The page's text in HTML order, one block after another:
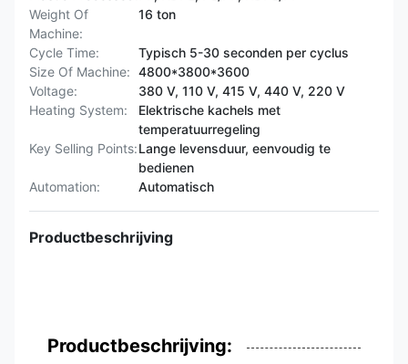
Weight Of
Machine:
16 ton
Cycle Time:
Typisch 5-30 seconden per cyclus
Size Of Machine: 4800*3800*3600
Voltage:
380 V, 110 V, 415 V, 440 V, 220 V
Heating System:
Elektrische kachels met
temperatuurregeling
Key Selling Points:Lange levensduur, eenvoudig te
bedienen
Automation:
Automatisch
Productbeschrijving
Productbeschrijving: